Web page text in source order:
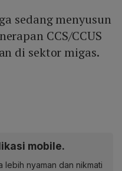
sedang menyusun
CCS/CCUS
di sektor migas.
mobile.
lebih nyaman dan nikmati